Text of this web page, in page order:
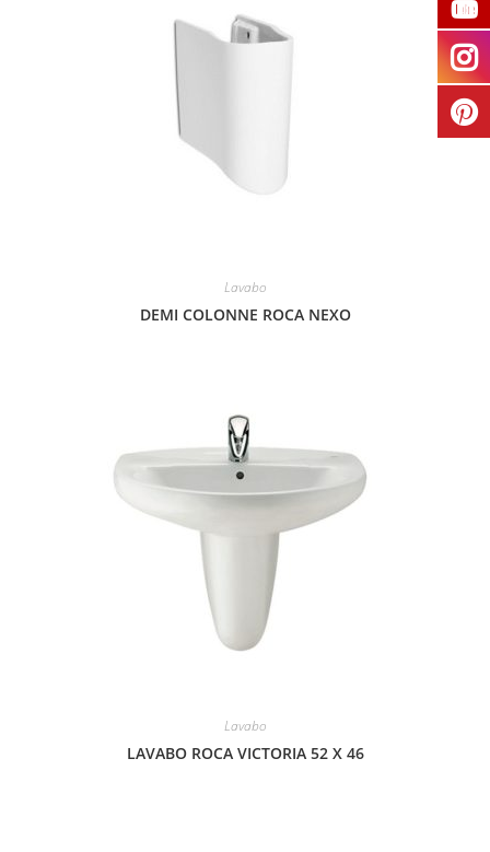
Lavabo
DEMI COLONNE ROCA NEXO
Lavabo
LAVABO ROCA VICTORIA 52 X 46